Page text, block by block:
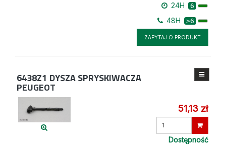
24H 6
48H >6
ZAPYTAJ O PRODUKT
6438Z1 DYSZA SPRYSKIWACZA
PEUGEOT
51,13 zł
Wprowadź
Dostępność